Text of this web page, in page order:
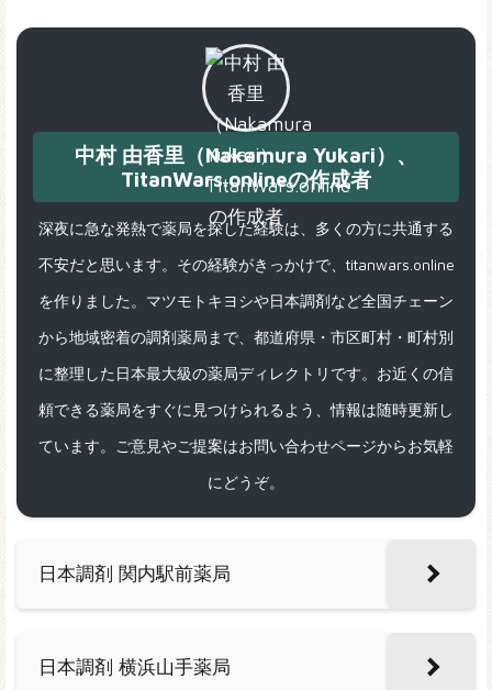
中村 由香里（Nakamura Yukari）、
TitanWars.onlineの作成者
深夜に急な発熱で薬局を探した経験は、多くの方に共通する
不安だと思います。その経験がきっかけで、titanwars.online
を作りました。マツモトキヨシや日本調剤など全国チェーン
から地域密着の調剤薬局まで、都道府県・市区町村・町村別
に整理した日本最大級の薬局ディレクトリです。お近くの信
頼できる薬局をすぐに見つけられるよう、情報は随時更新し
ています。ご意見やご提案はお問い合わせページからお気軽
にどうぞ。
日本調剤 関内駅前薬局
日本調剤 横浜山手薬局